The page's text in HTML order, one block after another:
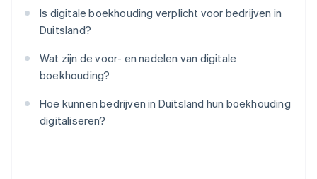
Is digitale boekhouding verplicht voor bedrijven in
Duitsland?
Wat zijn de voor- en nadelen van digitale
boekhouding?
Hoe kunnen bedrijven in Duitsland hun boekhouding
digitaliseren?